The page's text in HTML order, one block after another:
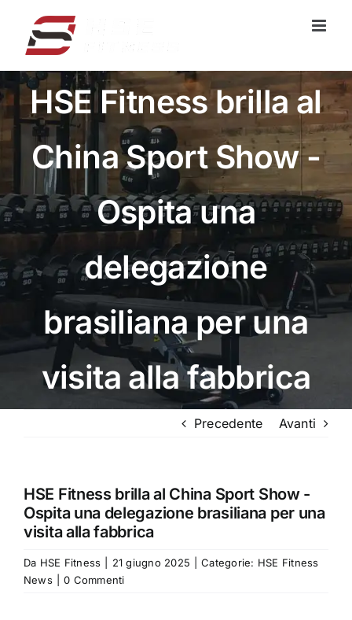
contenuto
HSE Fitness brilla al
China Sport Show -
Ospita una
delegazione
brasiliana per una
visita alla fabbrica
Precedente Avanti
HSE Fitness brilla al China Sport Show -
Ospita una delegazione brasiliana per una
visita alla fabbrica
Da HSE Fitness 21 giugno 2025 Categorie: HSE Fitness
News
0 Commenti